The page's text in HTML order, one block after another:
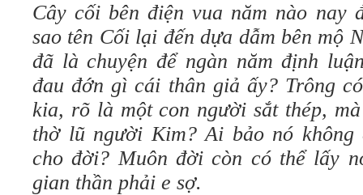
Cây cối bên điện vua năm nào nay
sao tên Cối lại đến dựa dẫm bên mộ
đã là chuyện để ngàn năm định
đau đớn gì cái thân giả ấy? Trông
kia, rõ là một con người sắt thép,
thờ lũ người Kim? Ai bảo nó không
cho đời? Muôn đời còn có thể lấy
gian thần phải e sợ.